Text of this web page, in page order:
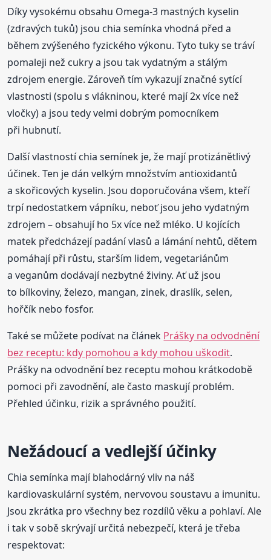
Díky vysokému obsahu Omega-3 mastných kyselin
(zdravých tuků) jsou chia semínka vhodná před a
během zvýšeného fyzického výkonu. Tyto tuky se tráví
pomaleji než cukry a jsou tak vydatným a stálým
zdrojem energie. Zároveň tím vykazují značné sytící
vlastnosti (spolu s vlákninou, které mají 2x více než
vločky) a jsou tedy velmi dobrým pomocníkem
při hubnutí.
Další vlastností chia semínek je, že mají protizánětlivý
účinek. Ten je dán velkým množstvím antioxidantů
a skořicových kyselin. Jsou doporučována všem, kteří
trpí nedostatkem vápníku, neboť jsou jeho vydatným
zdrojem – obsahují ho 5x více než mléko. U kojících
matek předcházejí padání vlasů a lámání nehtů, dětem
pomáhají při růstu, starším lidem, vegetariánům
a veganům dodávají nezbytné živiny. Ať už jsou
to bílkoviny, železo, mangan, zinek, draslík, selen,
hořčík nebo fosfor.
Také se můžete podívat na článek Prášky na odvodnění
bez receptu: kdy pomohou a kdy mohou uškodit.
Prášky na odvodnění bez receptu mohou krátkodobě
pomoci při zavodnění, ale často maskují problém.
Přehled účinku, rizik a správného použití.
Nežádoucí a vedlejší účinky
Chia semínka mají blahodárný vliv na náš
kardiovaskulární systém, nervovou soustavu a imunitu.
Jsou zkrátka pro všechny bez rozdílů věku a pohlaví. Ale
i tak v sobě skrývají určitá nebezpečí, která je třeba
respektovat: